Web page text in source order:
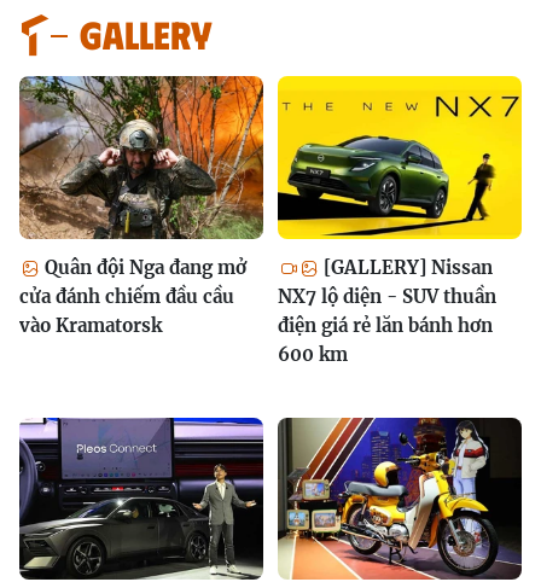
GALLERY
Quân đội Nga đang mở
cửa đánh chiếm đầu cầu
vào Kramatorsk
[GALLERY] Nissan
NX7 lộ diện - SUV thuần
điện giá rẻ lăn bánh hơn
600 km